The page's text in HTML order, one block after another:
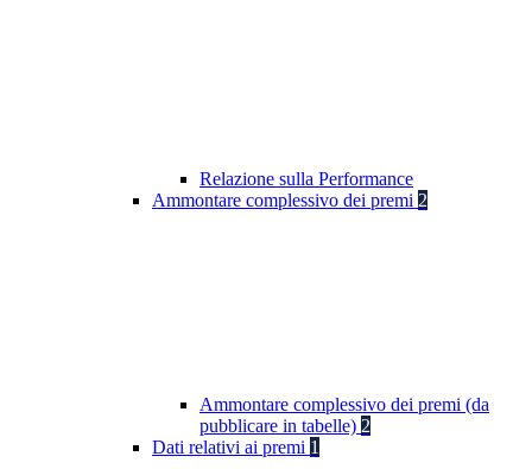
Relazione sulla Performance
Ammontare complessivo dei premi 2
Ammontare complessivo dei premi (da
pubblicare in tabelle) 2
Dati relativi ai premi 1